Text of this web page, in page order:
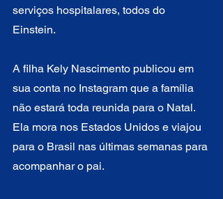
serviços hospitalares, todos do
Einstein.
A filha Kely Nascimento publicou em
sua conta no Instagram que a família
não estará toda reunida para o Natal.
Ela mora nos Estados Unidos e viajou
para o Brasil nas últimas semanas para
acompanhar o pai.